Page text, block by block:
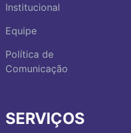
Institucional
Equipe
Política de
Comunicação
SERVIÇOS